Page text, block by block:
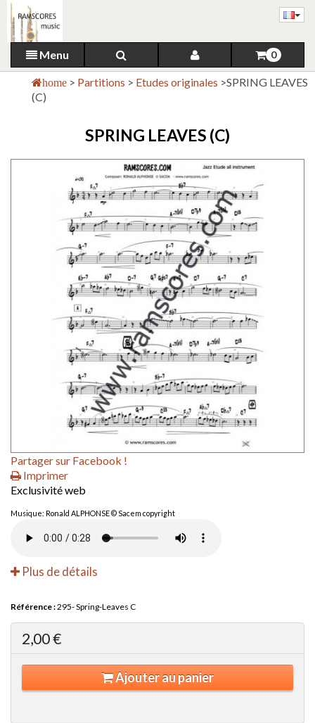
Menu 0
home > Partitions > Etudes originales >SPRING LEAVES
(C)
SPRING LEAVES (C)
Partager sur Facebook !
Imprimer
Exclusivité web
Musique: Ronald ALPHONSE © Sacem copyright
Plus de détails
Référence :295- Spring-Leaves C
2,00 €
Ajouter au panier